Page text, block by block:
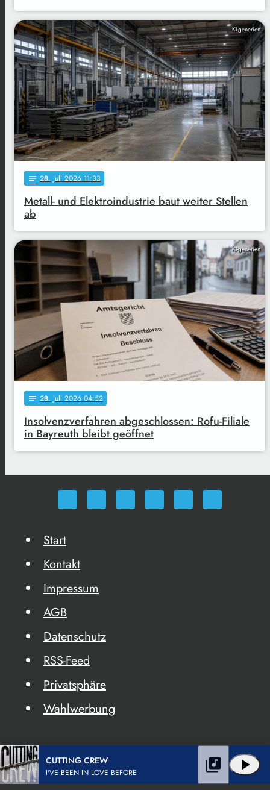
KI-generiert
notes 28. Juli 2026 11:33
Metall- und Elektroindustrie baut weiter Stellen
ab
KI-generiert
notes 28. Juli 2026 04:52
Insolvenzverfahren abgeschlossen: Rofu-Filiale
in Bayreuth bleibt geöffnet
Start
Kontakt
Impressum
AGB
Datenschutz
RSS-Feed
Privatsphäre
Wahlwerbung
CUTTING CREW
I'VE BEEN IN LOVE BEFORE play_arrow
library_music